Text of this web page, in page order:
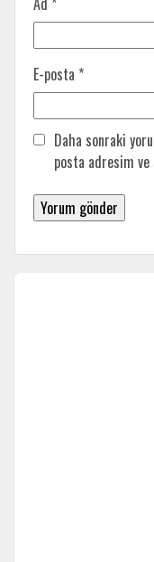
E-posta *
Daha sonraki
posta adresim